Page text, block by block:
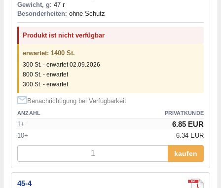
Gewicht, g: 47 г
Besonderheiten: ohne Schutz
Produkt ist nicht verfügbar
erwartet: 1400 St.
300 St. - erwartet 02.09.2026
800 St. - erwartet
300 St. - erwartet
Benachrichtigung bei Verfügbarkeit
ANZAHL PRIVATKUNDE
1+ 6.85 EUR
10+ 6.34 EUR
kaufen
45-4